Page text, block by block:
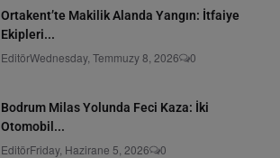
Ortakent’te Makilik Alanda Yangın: İtfaiye
Ekipleri...
EditörWednesday, Temmuzy 8, 2026 0
Bodrum Milas Yolunda Feci Kaza: İki
Otomobil...
EditörFriday, Hazirane 5, 2026 0